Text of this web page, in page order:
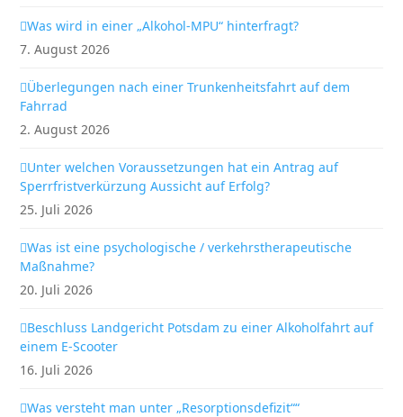
Was wird in einer „Alkohol-MPU“ hinterfragt?
7. August 2026
Überlegungen nach einer Trunkenheitsfahrt auf dem
Fahrrad
2. August 2026
Unter welchen Voraussetzungen hat ein Antrag auf
Sperrfristverkürzung Aussicht auf Erfolg?
25. Juli 2026
Was ist eine psychologische / verkehrstherapeutische
Maßnahme?
20. Juli 2026
Beschluss Landgericht Potsdam zu einer Alkoholfahrt auf
einem E-Scooter
16. Juli 2026
Was versteht man unter „Resorptionsdefizit““